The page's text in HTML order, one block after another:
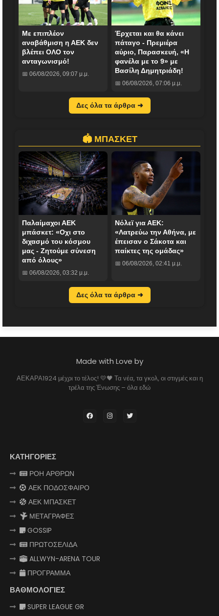
Με επιπλέον
αναβάθμιση η ΑΕΚ δεν
βλέπει ΟΛΟ τον
ανταγωνισμό!
📅 06/08/2026, 09:07 μ.μ.
Έρχεται και θα κάνει
πάταγο - Πρεμιέρα
αύριο, Παρασκευή, «Η
φανέλα με το 9» με
Βασίλη Δημητριάδη!
📅 06/08/2026, 07:06 μ.μ.
Δες όλα τα άρθρα ➜
🏟️ ΜΠΑΣΚΕΤ
Παλαίμαχοι ΑΕΚ
μπάσκετ: «Οχι στο
διχασμό του κόσμου
μας - Ζητούμε σύνεση
από όλους»
📅 06/08/2026, 03:32 μ.μ.
Νόλεϊ για ΑΕΚ:
«Λατρεύω την Αθήνα, με
έπεισαν ο Σάκοτα και
παίκτες της ομάδας»
📅 06/08/2026, 02:41 μ.μ.
Δες όλα τα άρθρα ➜
Made with Love by
ΑΕΚΑΡΑ1924 μέχρι το τέλος! 💛🖤 Τα νέα, τα γκολ, οι στιγμές και η
τρέλα της Ένωσης – όλα εδώ
ΚΑΤΗΓΟΡΙΕΣ
ΡΟΗ ΑΡΘΡΩΝ
ΑΕΚ ΠΟΔΟΣΦΑΙΡΟ
ΑΕΚ ΜΠΑΣΚΕΤ
ΜΕΤΑΓΡΑΦΕΣ
GOSSIP
ΠΡΩΤΟΣΕΛΙΔΑ
ALLWYN-ARENA TOUR
ΠΡΟΓΡΑΜΜΑ
ΒΑΘΜΟΛΟΓΙΕΣ
SUPER LEAGUE GR